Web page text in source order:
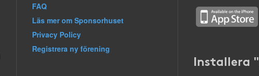
FAQ
Läs mer om Sponsorhuset
Privacy Policy
Registrera ny förening
Installera